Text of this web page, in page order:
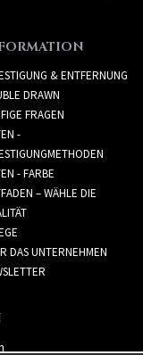
& ENTFERNUNG
DRAWN
FRAGEN
-
- FARBE
– WÄHLE DIE
DAS UNTERNEHMEN